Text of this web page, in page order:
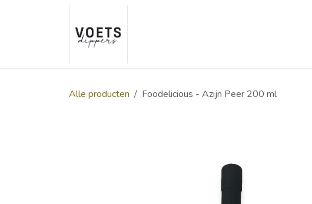
Overslaan naar inhoud
Alle producten Foodelicious - Azijn Peer 200 ml